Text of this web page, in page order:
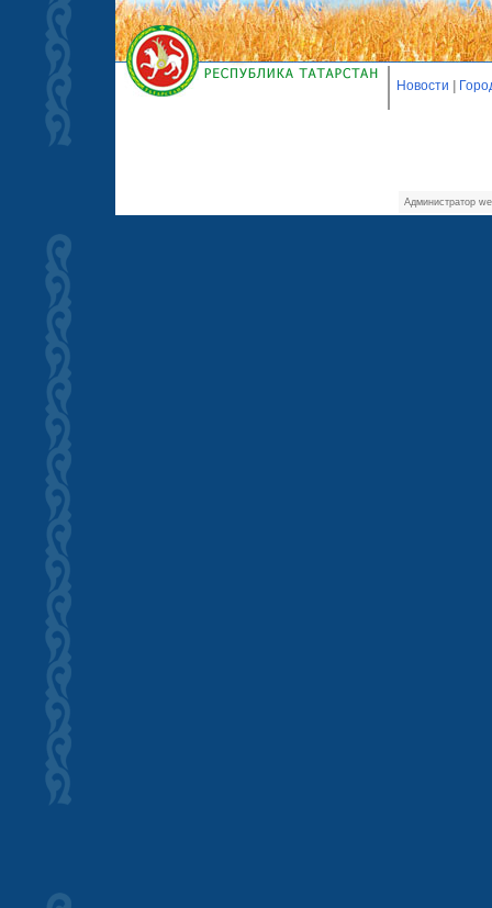
Новости
Администратор